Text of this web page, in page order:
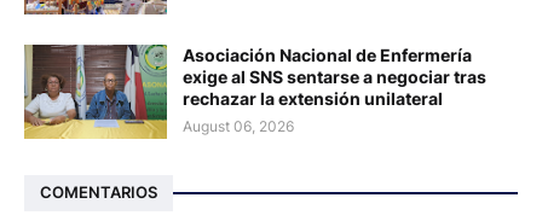
Asociación Nacional de Enfermería
exige al SNS sentarse a negociar tras
rechazar la extensión unilateral
August 06, 2026
COMENTARIOS